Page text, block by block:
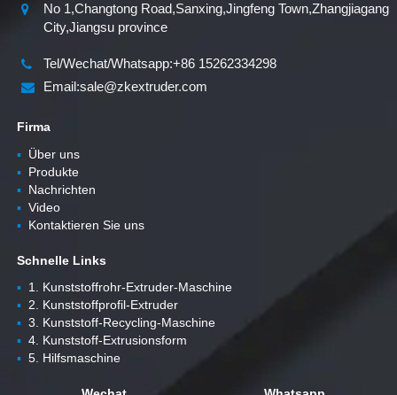
No 1,Changtong Road,Sanxing,Jingfeng Town,Zhangjiagang
City,Jiangsu province
Tel/Wechat/Whatsapp:+86 15262334298
Email:sale@zkextruder.com
Firma
▪Über uns
▪Produkte
▪Nachrichten
▪Video
▪Kontaktieren Sie uns
Schnelle Links
▪1. Kunststoffrohr-Extruder-Maschine
▪2. Kunststoffprofil-Extruder
▪3. Kunststoff-Recycling-Maschine
▪4. Kunststoff-Extrusionsform
▪5. Hilfsmaschine